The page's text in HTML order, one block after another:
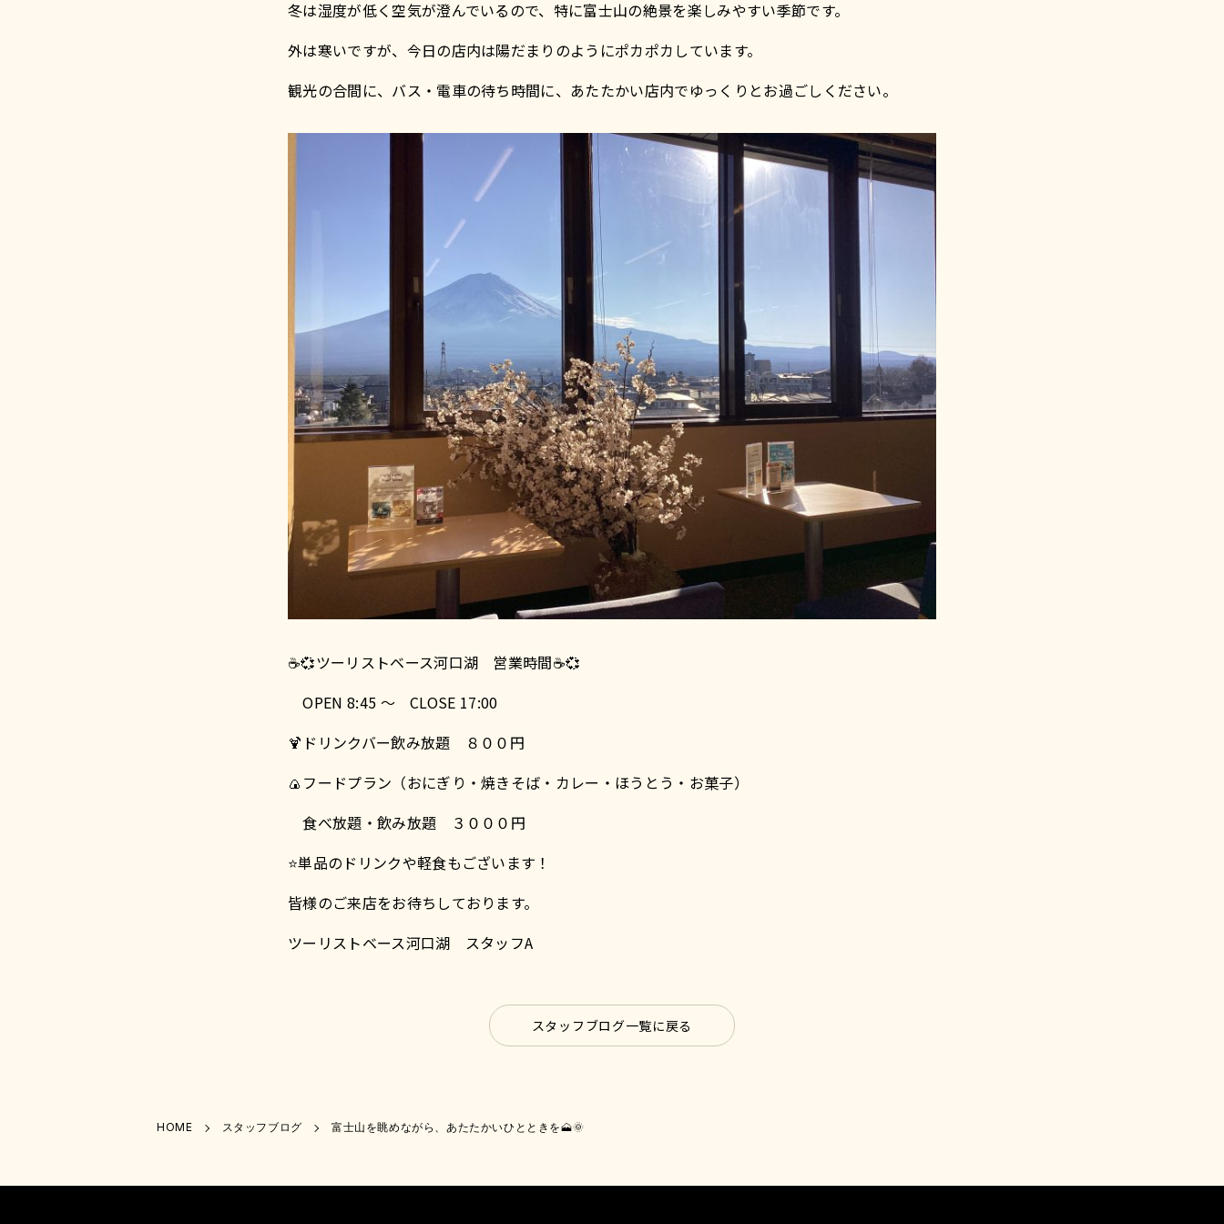
冬は湿度が低く空気が澄んでいるので、特に富士山の絶景を楽しみやすい季節です。
外は寒いですが、今日の店内は陽だまりのようにポカポカしています。
観光の合間に、バス・電車の待ち時間に、あたたかい店内でゆっくりとお過ごしください。
☕💞ツーリストベース河口湖 営業時間☕💞
OPEN 8:45 ～ CLOSE 17:00
🍹ドリンクバー飲み放題 ８００円
🍙フードプラン（おにぎり・焼きそば・カレー・ほうとう・お菓子）
食べ放題・飲み放題 ３０００円
⭐️単品のドリンクや軽食もございます！
皆様のご来店をお待ちしております。
ツーリストベース河口湖 スタッフA
スタッフブログ一覧に戻る
HOME スタッフブログ 富士山を眺めながら、あたたかいひとときを🗻🌞